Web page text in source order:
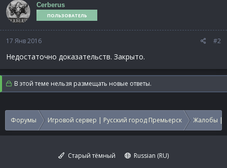
Cerberus
ПОЛЬЗОВАТЕЛЬ
17 Янв 2016 #2
Недостаточно доказательств. Закрыто.
В этой теме нельзя размещать новые ответы.
Форумы Игровой сервер | Русский город Премьерск Жалобы |
Старый тёмный
Russian (RU)